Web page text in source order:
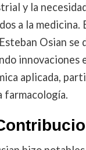
y la
a la medicina.
Osian se
innovaciones
aplicada,
farmacología.